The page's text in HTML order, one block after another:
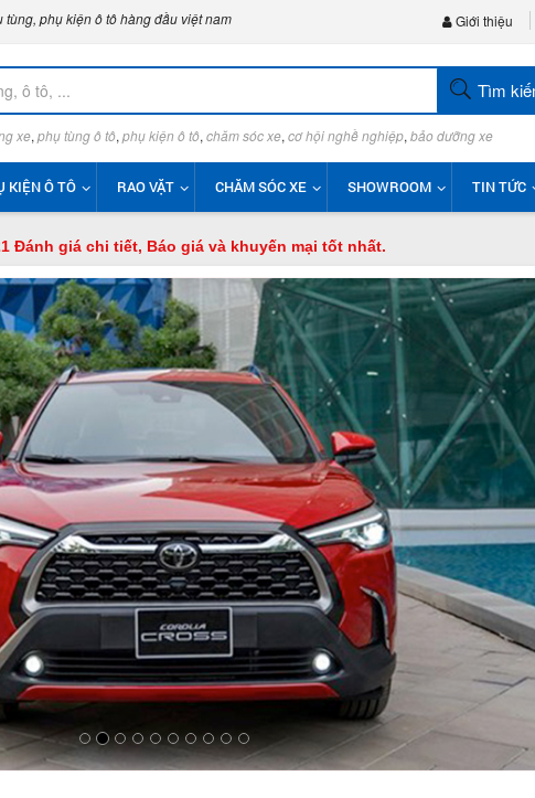
tùng, phụ kiện ô tô hàng đầu việt nam Giới thiệu
Tìm
xe, phụ tùng ô tô, phụ kiện ô tô, chăm sóc xe, cơ hội nghề nghiệp, bảo dưỡng xe
KIỆN Ô TÔ RAO VẶT CHĂM SÓC XE SHOWROOM TIN TỨC
Đánh giá chi tiết, Báo giá và khuyến mại tốt nhất.